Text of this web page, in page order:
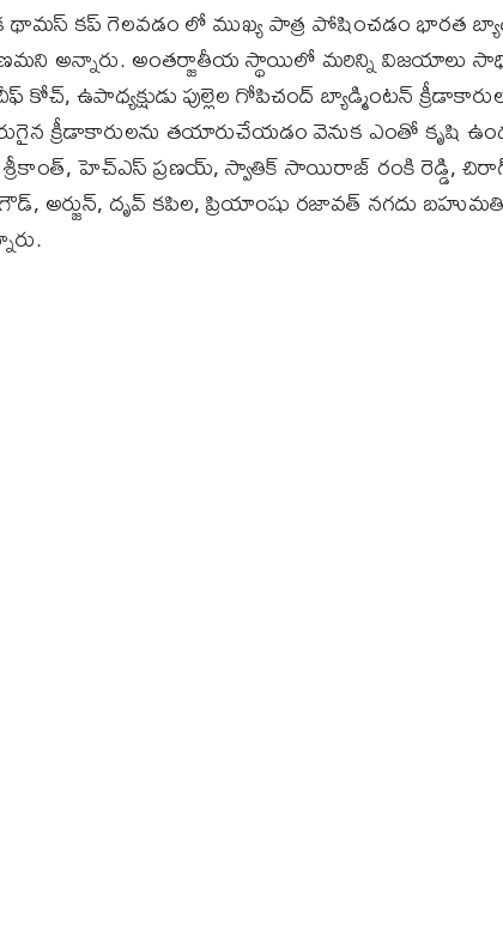
థామస్ కప్ గెలవడం లో ముఖ్య పాత్ర పోషించడం భారత
అన్నారు. అంతర్జాతీయ స్థాయిలో మరిన్ని విజయాలు
కోచ్, ఉపాధ్యక్షుడు పుల్లెల గోపిచంద్ బ్యాడ్మింటన్
క్రీడాకారులను తయారుచేయడం వెనుక ఎంతో కృషి
శ్రీకాంత్, హెచ్ఎస్ ప్రణయ్, స్వాతిక్ సాయిరాజ్ రంకి రెడ్డి,
గౌడ్, అర్జున్, దృవ్ కపిల, ప్రియాంషు రజావత్ నగదు బహుమతి